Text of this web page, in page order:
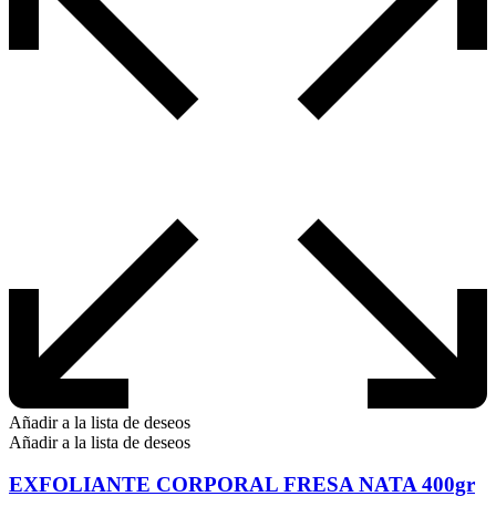
Añadir a la lista de deseos
Añadir a la lista de deseos
EXFOLIANTE CORPORAL FRESA NATA 400gr